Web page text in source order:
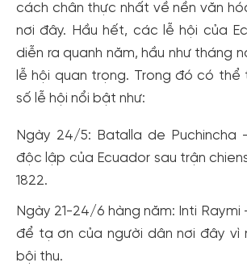
cách chân thực nhất về nền văn
nơi đây. Hầu hết, các lễ hội của
diễn ra quanh năm, hầu như tháng
lễ hội quan trọng. Trong đó có thể
số lễ hội nổi bật như:
Ngày 24/5: Batalla de Puchincha
độc lập của Ecuador sau trận
1822.
Ngày 21-24/6 hàng năm: Inti Raymi
để tạ ơn của người dân nơi đây vì
bội thu.